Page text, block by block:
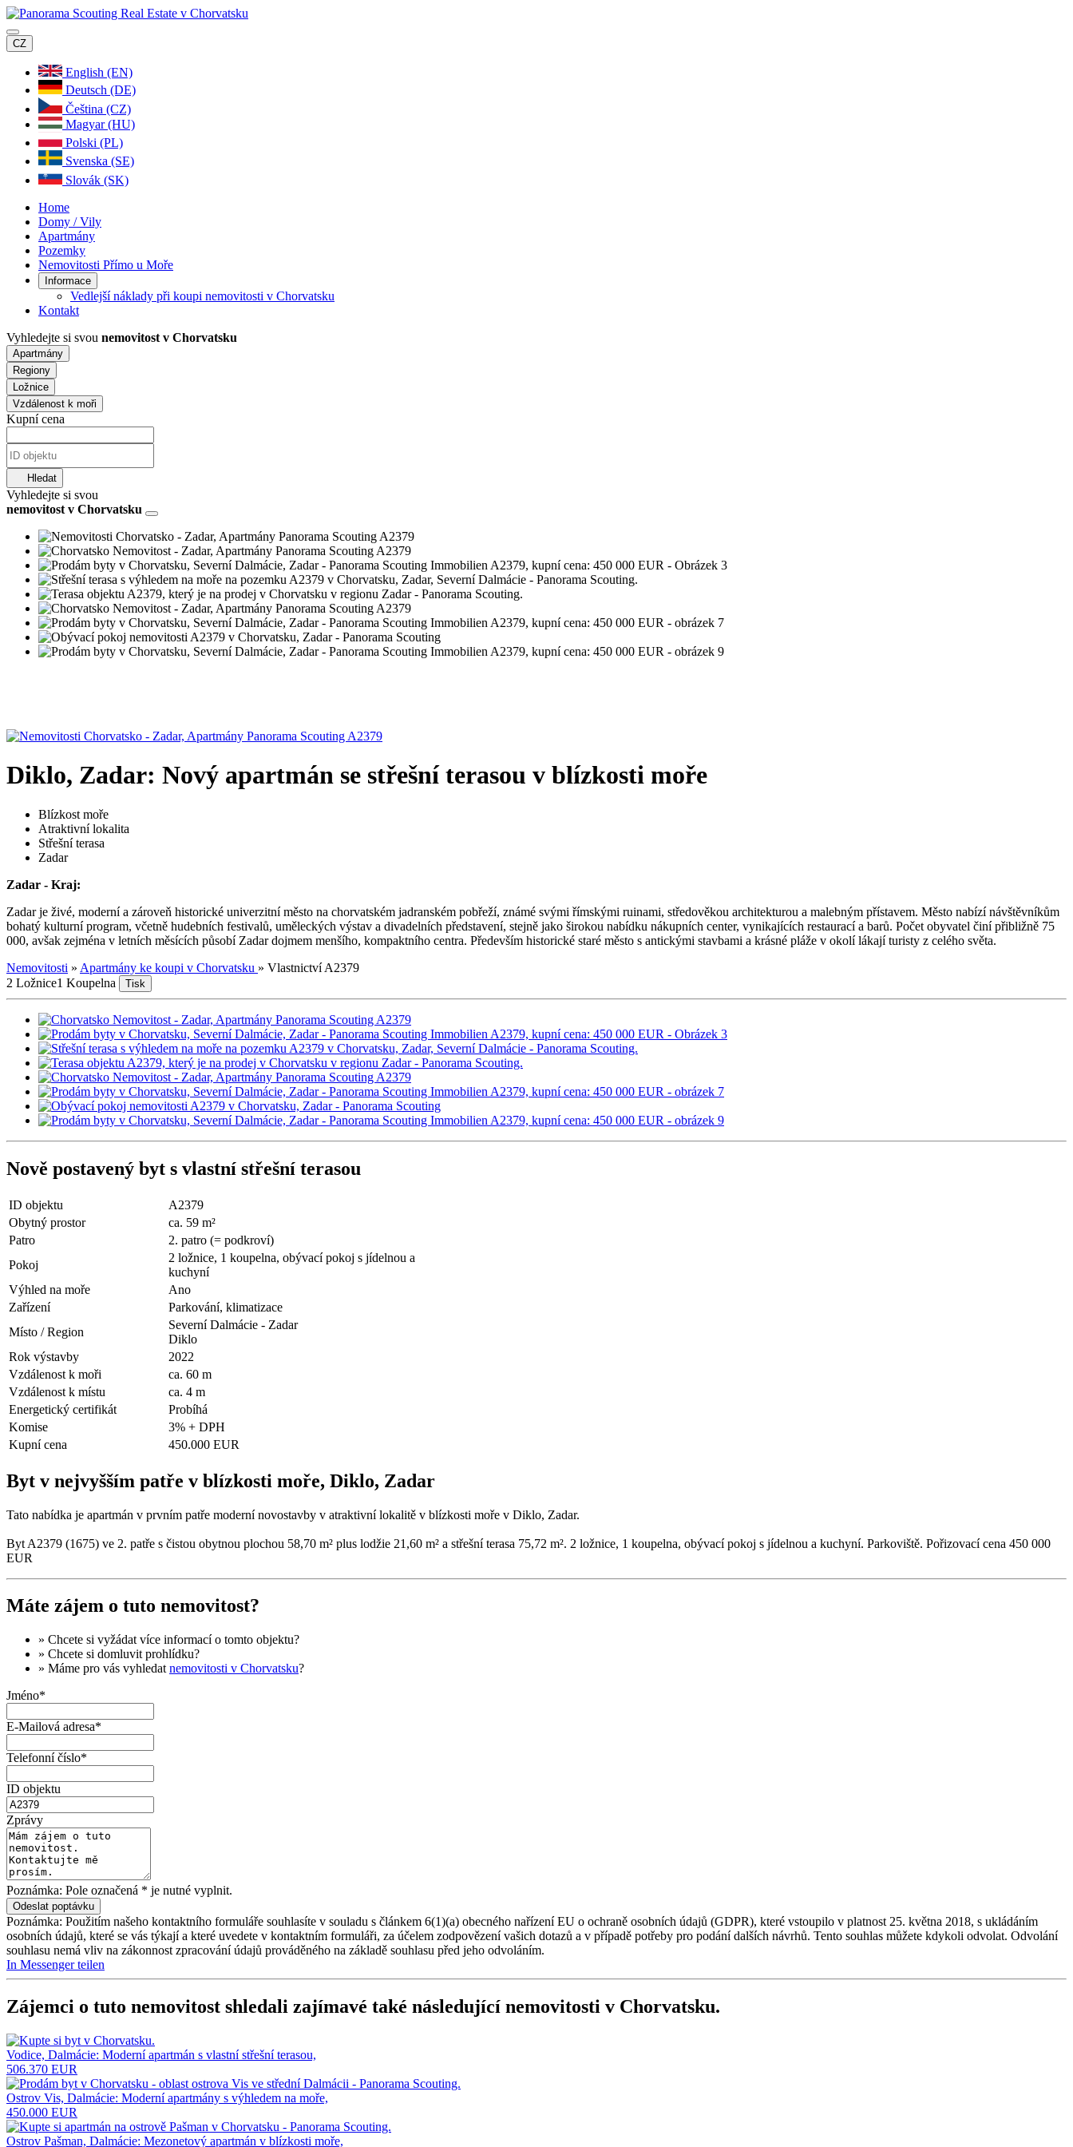
CZ
English (EN)
Deutsch (DE)
Čeština (CZ)
Magyar (HU)
Polski (PL)
Svenska (SE)
Slovák (SK)
Home
Domy / Vily
Apartmány
Pozemky
Nemovitosti Přímo u Moře
Informace
Vedlejší náklady při koupi nemovitosti v Chorvatsku
Kontakt
Vyhledejte si svou nemovitost v Chorvatsku
Apartmány
Regiony
Ložnice
Vzdálenost k moři
Kupní cena
Hledat
Vyhledejte si svou
nemovitost v Chorvatsku
Diklo, Zadar: Nový apartmán se střešní terasou v blízkosti moře
Blízkost moře
Atraktivní lokalita
Střešní terasa
Zadar
Zadar - Kraj:
Zadar je živé, moderní a zároveň historické univerzitní město na chorvatském jadranském pobřeží, známé svými římskými ruinami, středověkou architekturou a malebným přístavem. Město nabízí návštěvníkům
bohatý kulturní program, včetně hudebních festivalů, uměleckých výstav a divadelních představení, stejně jako širokou nabídku nákupních center, vynikajících restaurací a barů. Počet obyvatel činí přibližně 75
000, avšak zejména v letních měsících působí Zadar dojmem menšího, kompaktního centra. Především historické staré město s antickými stavbami a krásné pláže v okolí lákají turisty z celého světa.
Nemovitosti » Apartmány ke koupi v Chorvatsku » Vlastnictví A2379
2 Ložnice1 Koupelna Tisk
Nově postavený byt s vlastní střešní terasou
ID objektu
A2379
Obytný prostor
ca. 59 m²
Patro
2. patro (= podkroví)
Pokoj
2 ložnice, 1 koupelna, obývací pokoj s jídelnou a
kuchyní
Výhled na moře
Ano
Zařízení
Parkování, klimatizace
Místo / Region
Severní Dalmácie - Zadar
Diklo
Rok výstavby
2022
Vzdálenost k moři
ca. 60 m
Vzdálenost k místu
ca. 4 m
Energetický certifikát
Probíhá
Komise
3% + DPH
Kupní cena
450.000 EUR
Byt v nejvyšším patře v blízkosti moře, Diklo, Zadar
Tato nabídka je apartmán v prvním patře moderní novostavby v atraktivní lokalitě v blízkosti moře v Diklo, Zadar.
Byt A2379 (1675) ve 2. patře s čistou obytnou plochou 58,70 m² plus lodžie 21,60 m² a střešní terasa 75,72 m². 2 ložnice, 1 koupelna, obývací pokoj s jídelnou a kuchyní. Parkoviště. Pořizovací cena 450 000
EUR
Máte zájem o tuto nemovitost?
» Chcete si vyžádat více informacío tomto objektu?
» Chcete si domluvit prohlídku?
» Máme pro vás vyhledat nemovitosti v Chorvatsku?
Jméno*
E-Mailová adresa*
Telefonní číslo*
ID objektu
Zprávy
Poznámka: Pole označená * je nutné vyplnit.
Poznámka: Použitím našeho kontaktního formuláře souhlasíte v souladu s článkem 6(1)(a) obecného nařízení EU o ochraně osobních údajů (GDPR), které vstoupilo v platnost 25. května 2018, s ukládáním
osobních údajů, které se vás týkají a které uvedete v kontaktním formuláři, za účelem zodpovězení vašich dotazů a v případě potřeby pro podání dalších návrhů. Tento souhlas můžete kdykoli odvolat. Odvolání
souhlasu nemá vliv na zákonnost zpracování údajů prováděného na základě souhlasu před jeho odvoláním.
In Messenger teilen
Zájemci o tuto nemovitost shledali zajímavé také následující nemovitosti v Chorvatsku.
Vodice, Dalmácie: Moderní apartmán s vlastní střešní terasou,
506.370 EUR
Ostrov Vis, Dalmácie: Moderní apartmány s výhledem na moře,
450.000 EUR
Ostrov Pašman, Dalmácie: Mezonetový apartmán v blízkosti moře,